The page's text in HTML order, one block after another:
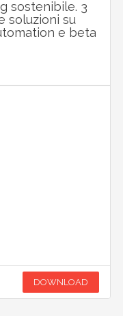
sostenibile. 3
soluzioni su
e beta
DOWNLOAD